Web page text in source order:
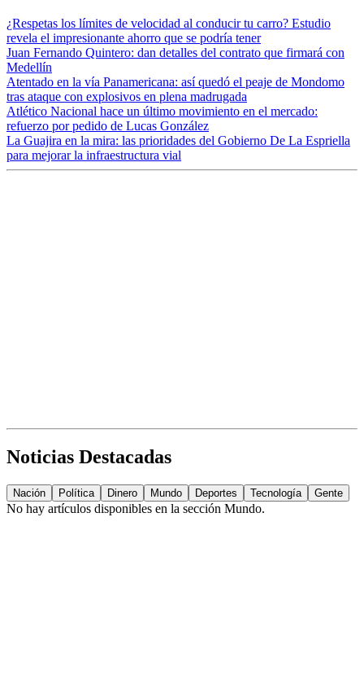
¿Respetas los límites de velocidad al conducir tu carro? Estudio
revela el impresionante ahorro que se podría tener
Juan Fernando Quintero: dan detalles del contrato que firmará con
Medellín
Atentado en la vía Panamericana: así quedó el peaje de Mondomo
tras ataque con explosivos en plena madrugada
Atlético Nacional hace un último movimiento en el mercado:
refuerzo por pedido de Lucas González
La Guajira en la mira: las prioridades del Gobierno De La Espriella
para mejorar la infraestructura vial
Noticias Destacadas
Nación Política Dinero Mundo Deportes Tecnología Gente
No hay artículos disponibles en la sección Mundo.